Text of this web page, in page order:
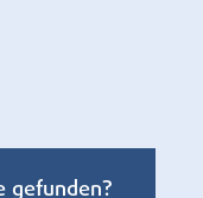
gefunden?